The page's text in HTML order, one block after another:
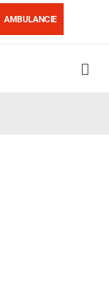
AMBULANCIE